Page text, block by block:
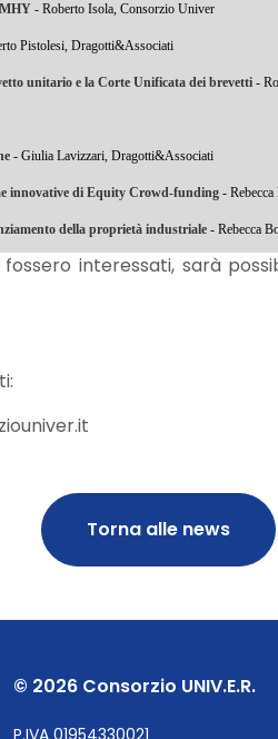
- Roberto Isola, Consorzio Univer
Pistolesi, Dragotti&Associati
unitario e la Corte Unificata dei brevetti -
- Giulia Lavizzari, Dragotti&Associati
innovative di Equity Crowd-funding -
della proprietà industriale - Rebecca
interessati, sarà
Torna alle news
© 2026 Consorzio UNIV.E.R.
P.IVA 01954330021